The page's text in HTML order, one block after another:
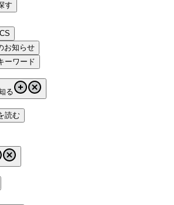
す
お知らせ
ーワード
る
読む